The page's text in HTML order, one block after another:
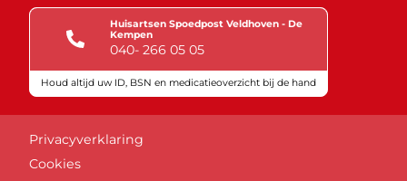
Huisartsen Spoedpost Veldhoven - De
Kempen
040- 266 05 05
Houd altijd uw ID, BSN en medicatieoverzicht bij de hand
Privacyverklaring
Cookies